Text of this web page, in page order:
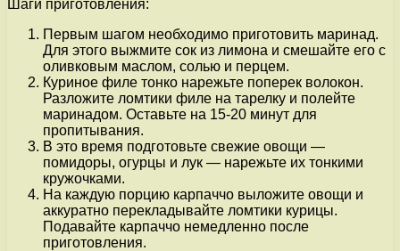
Шаги приготовления:
Первым шагом необходимо приготовить маринад.
Для этого выжмите сок из лимона и смешайте его с
оливковым маслом, солью и перцем.
Куриное филе тонко нарежьте поперек волокон.
Разложите ломтики филе на тарелку и полейте
маринадом. Оставьте на 15-20 минут для
пропитывания.
В это время подготовьте свежие овощи —
помидоры, огурцы и лук — нарежьте их тонкими
кружочками.
На каждую порцию карпаччо выложите овощи и
аккуратно перекладывайте ломтики курицы.
Подавайте карпаччо немедленно после
приготовления.